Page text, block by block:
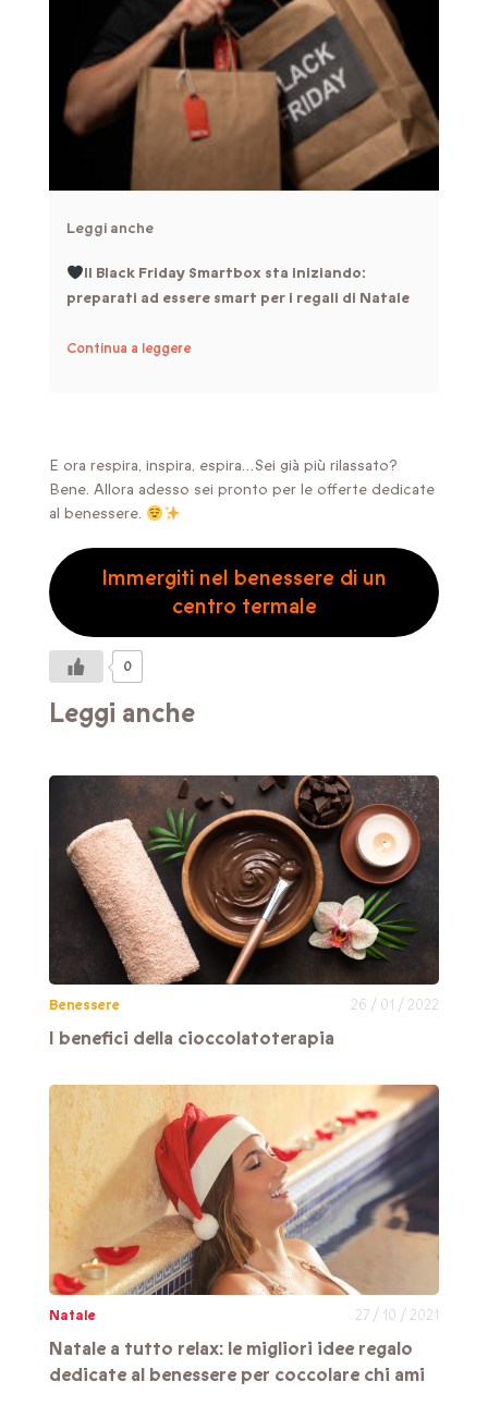
Leggi anche
Il Black Friday Smartbox sta iniziando:
preparati ad essere smart per i regali di Natale
Continua a leggere
E ora respira, inspira, espira…Sei già più rilassato?
Bene. Allora adesso sei pronto per le offerte dedicate
al benessere.
Immergiti nel benessere di un
centro termale
0
Leggi anche
Benessere 26 / 01 / 2022
I benefici della cioccolatoterapia
Natale 27 / 10 / 2021
Natale a tutto relax: le migliori idee regalo
dedicate al benessere per coccolare chi ami